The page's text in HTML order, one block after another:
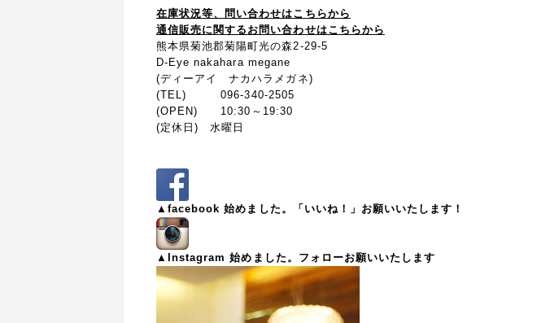
在庫状況等、問い合わせはこちらから
通信販売に関するお問い合わせはこちらから
熊本県菊池郡菊陽町光の森2-29-5
D-Eye nakahara megane
(ディーアイ ナカハラメガネ)
(TEL) 096-340-2505
(OPEN) 10:30～19:30
(定休日) 水曜日
▲facebook 始めました。「いいね！」お願いいたします！
▲Instagram 始めました。フォローお願いいたします